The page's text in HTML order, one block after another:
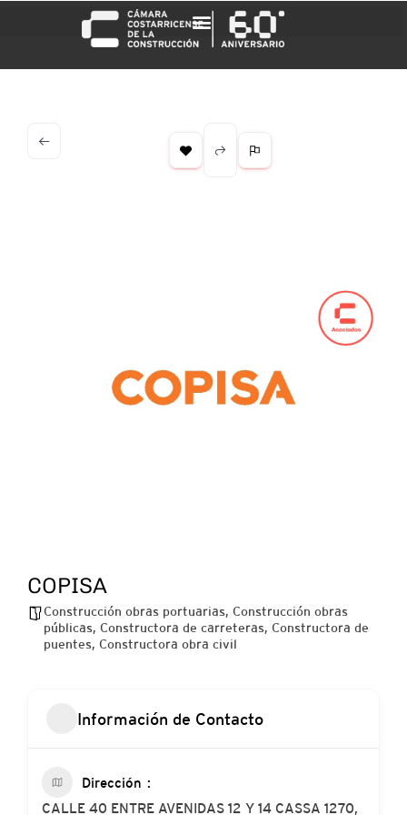
COPISA
Construcción obras portuarias, Construcción obras
públicas, Constructora de carreteras, Constructora de
puentes, Constructora obra civil
Información de Contacto
Dirección
CALLE 40 ENTRE AVENIDAS 12 Y 14 CASSA 1270,